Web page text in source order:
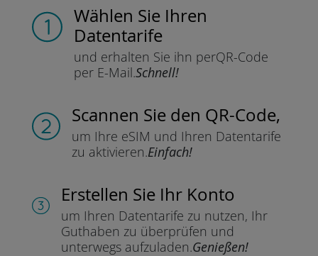
Wählen Sie Ihren
Datentarife
und erhalten Sie ihn perQR-Code
per E-Mail.Schnell!
Scannen Sie den QR-Code,
um Ihre eSIM und Ihren Datentarife
zu aktivieren.Einfach!
Erstellen Sie Ihr Konto
um Ihren Datentarife zu nutzen, Ihr
Guthaben zu überprüfen und
unterwegs aufzuladen.Genießen!